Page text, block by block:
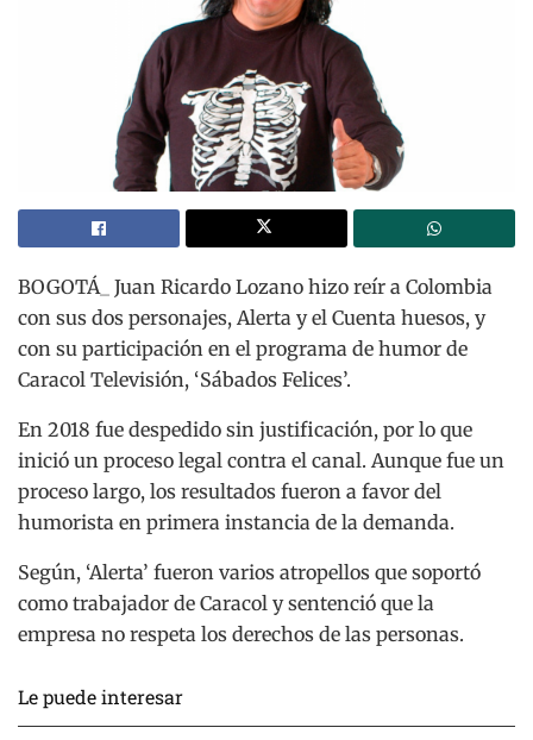
BOGOTÁ_ Juan Ricardo Lozano hizo reír a Colombia
con sus dos personajes, Alerta y el Cuenta huesos, y
con su participación en el programa de humor de
Caracol Televisión, ‘Sábados Felices’.
En 2018 fue despedido sin justificación, por lo que
inició un proceso legal contra el canal. Aunque fue un
proceso largo, los resultados fueron a favor del
humorista en primera instancia de la demanda.
Según, ‘Alerta’ fueron varios atropellos que soportó
como trabajador de Caracol y sentenció que la
empresa no respeta los derechos de las personas.
Le puede interesar